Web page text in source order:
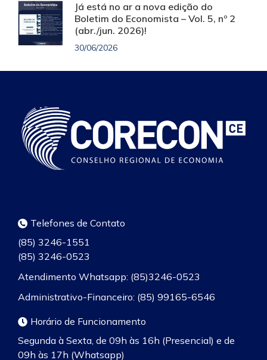
Já está no ar a nova edição do
Boletim do Economista – Vol. 5, nº 2
(abr./jun. 2026)!
30/06/2026
Telefones de Contato
(85) 3246-1551
(85) 3246-0523
Atendimento Whatsapp: (85)3246-0523
Administrativo-Financeiro: (85) 99165-6546
Horário de Funcionamento
Segunda à Sexta, de 09h às 16h (Presencial) e de
09h às 17h (Whatsapp)